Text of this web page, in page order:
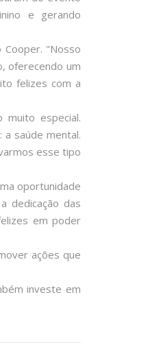
e gerando
"Nosso
oferecendo um
felizes com a
especial.
saúde mental.
esse tipo
oportunidade
dedicação das
em poder
ações que
investe em